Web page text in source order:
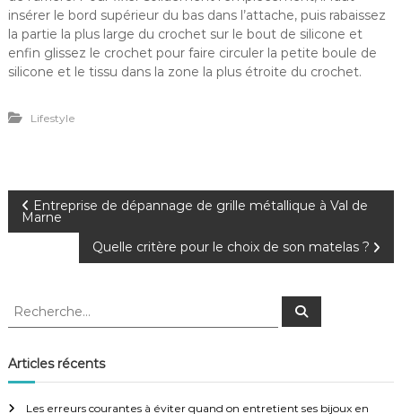
insérer le bord supérieur du bas dans l’attache, puis rabaissez
la partie la plus large du crochet sur le bout de silicone et
enfin glissez le crochet pour faire circuler la petite boule de
silicone et le tissu dans la zone la plus étroite du crochet.
Lifestyle
N
i
g
Entreprise de dépannage de grille métallique à Val de
Marne
Quelle critère pour le choix de son matelas ?
R
h
e
R
c
e
Articles récents
Les erreurs courantes à éviter quand on entretient ses bijoux en